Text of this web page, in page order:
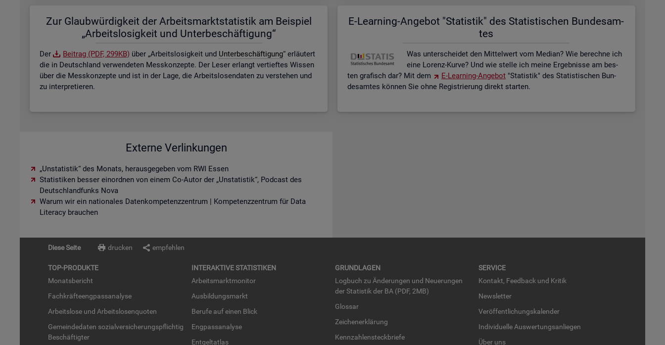
Zur Glaub­wür­dig­keit der Ar­beits­markt­sta­tis­tik am Bei­spiel
„Ar­beits­lo­sig­keit und Un­ter­be­schäf­ti­gung“
Der Bei­trag (PDF, 299KB) über „Ar­beits­lo­sig­keit und Un­ter­be­schäf­ti­gung“ er­läu­tert
die in Deutsch­land ver­wen­de­ten Mess­kon­zep­te. Der Leser er­langt ver­tief­tes Wis­sen
über die Mess­kon­zep­te und ist in der Lage, die Ar­beits­lo­sen­da­ten zu ver­ste­hen und
zu in­ter­pre­tie­ren.
E-Lear­ning-An­ge­bot "Sta­tis­tik" des Sta­tis­ti­schen Bun­des­am­
tes
Was un­ter­schei­det den Mit­tel­wert vom Me­di­an? Wie be­rech­ne ich
eine Lo­renz-Kurve? Und wie stel­le ich meine Er­geb­nis­se am bes­
ten gra­fisch dar? Mit dem
E-Lear­ning-An­ge­bot"Sta­tis­tik" des Sta­tis­ti­schen Bun­
des­am­tes kön­nen Sie ohne Re­gis­trie­rung di­rekt star­ten.
Externe Verlinkungen
„Unstatistik“ des Monats, herausgegeben vom RWI Essen
Statistiken besser einordnen von einem Co-Autor der „Unstatistik“, Podcast des
Deutschlandfunks Nova
Warum wir ein nationales Datenkompetenzzentrum | Kompetenzzentrum für Data
Literacy brauchen
Diese Seite drucken empfehlen
TOP-PRO­DUK­TE
Mo­nats­be­richt
Fach­kräf­te­eng­pass­ana­ly­se
Ar­beits­lo­se und Ar­beits­lo­sen­quo­ten
Ge­mein­de­da­ten so­zi­al­ver­si­che­rungs­pflich­tig
Be­schäf­tig­ter
IN­TER­AK­TI­VE STA­TIS­TI­KEN
Ar­beits­markt­mo­ni­tor
Aus­bil­dungs­markt
Be­ru­fe auf einen Blick
Eng­pass­ana­ly­se
Ent­gel­t­at­las
GRUND­LA­GEN
Log­buch zu Än­de­run­gen und Neue­run­gen
der Sta­tis­tik der BA (PDF, 2MB)
Glos­sar
Zei­chen­er­klä­rung
Kenn­zah­len­steck­brie­fe
SER­VICE
Kon­takt, Feed­back und Kri­tik
News­let­ter
Ver­öf­fent­li­chungs­ka­len­der
In­di­vi­du­el­le Aus­wer­tungs­an­lie­gen
Über uns